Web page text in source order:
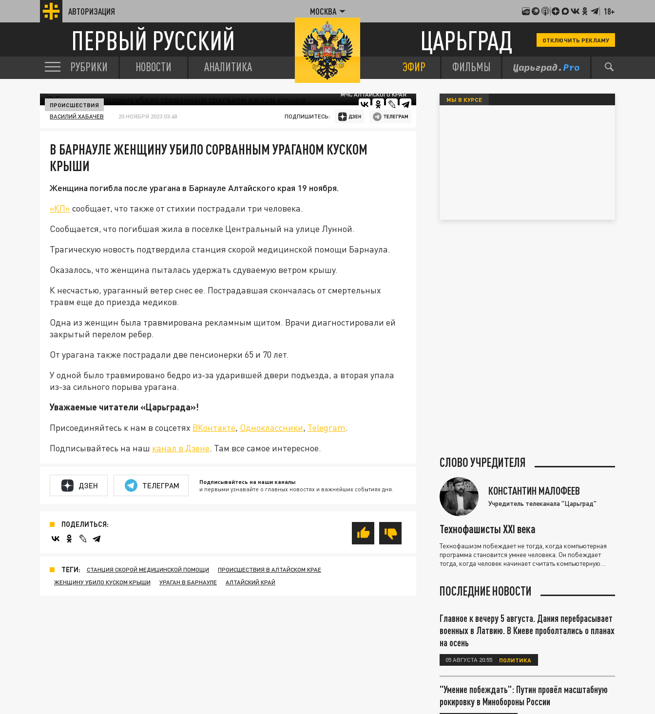
АВТОРИЗАЦИЯ МОСКВА 18+
ПЕРВЫЙ РУССКИЙ ЦАРЬГРАД ОТКЛЮЧИТЬ РЕКЛАМУ
РУБРИКИ НОВОСТИ АНАЛИТИКА ЭФИР ФИЛЬМЫ
МЧС АЛТАЙСКОГО КРАЯ
ПРОИСШЕСТВИЯ
ВАСИЛИЙ ХАБАЧЕВ 20 НОЯБРЯ 2023 03:48 ПОДПИШИТЕСЬ:
В БАРНАУЛЕ ЖЕНЩИНУ УБИЛО СОРВАННЫМ УРАГАНОМ КУСКОМ
КРЫШИ
Женщина погибла после урагана в Барнауле Алтайского края 19 ноября.
«КП» сообщает, что также от стихии пострадали три человека.
Сообщается, что погибшая жила в поселке Центральный на улице Лунной.
Трагическую новость подтвердила станция скорой медицинской помощи Барнаула.
Оказалось, что женщина пыталась удержать сдуваемую ветром крышу.
К несчастью, ураганный ветер снес ее. Пострадавшая скончалась от смертельных
травм еще до приезда медиков.
Одна из женщин была травмирована рекламным щитом. Врачи диагностировали ей
закрытый перелом ребер.
От урагана также пострадали две пенсионерки 65 и 70 лет.
У одной было травмировано бедро из-за ударившей двери подъезда, а вторая упала
из-за сильного порыва урагана.
Уважаемые читатели «Царьграда»!
Присоединяйтесь к нам в соцсетях ВКонтакте, Одноклассники, Telegram.
Подписывайтесь на наш канал в Дзене. Там все самое интересное.
ДЗЕН ТЕЛЕГРАМ Подписывайтесь на наши каналы
и первыми узнавайте о главных новостях и важнейших событиях дня.
ПОДЕЛИТЬСЯ:
ТЕГИ: СТАНЦИЯ СКОРОЙ МЕДИЦИНСКОЙ ПОМОЩИ
ПРОИСШЕСТВИЯ В АЛТАЙСКОМ КРАЕ
ЖЕНЩИНУ УБИЛО КУСКОМ КРЫШИ
УРАГАН В БАРНАУЛЕ АЛТАЙСКИЙ КРАЙ
МЫ В КУРСЕ
СЛОВО УЧРЕДИТЕЛЯ
КОНСТАНТИН МАЛОФЕЕВ
Учредитель телеканала "Царьград"
Технофашисты XXI века
Технофашизм побеждает не тогда, когда компьютерная
программа становится умнее человека. Он побеждает
тогда, когда человек начинает считать компьютерную
ПОСЛЕДНИЕ НОВОСТИ
Главное к вечеру 5 августа. Дания перебрасывает
военных в Латвию. В Киеве проболтались о планах
на осень
05 АВГУСТА 20:55 ПОЛИТИКА
"Умение побеждать": Путин провёл масштабную
рокировку в Минобороны России